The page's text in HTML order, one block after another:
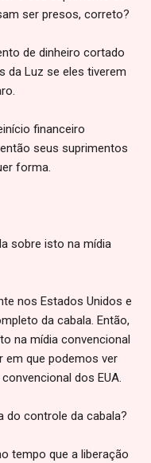
ser presos, correto?
de dinheiro cortado
da Luz se eles tiverem
financeiro
seus suprimentos
forma.
sobre isto na mídia
nos Estados Unidos e
da cabala. Então,
na mídia convencional
em que podemos ver
dos EUA.
do controle da cabala?
tempo que a liberação